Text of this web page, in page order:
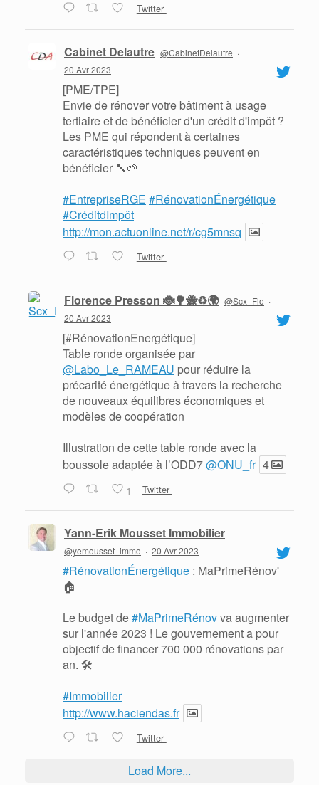
Twitter
Cabinet Delautre @CabinetDelautre ·
20 Avr 2023
[PME/TPE]
Envie de rénover votre bâtiment à usage
tertiaire et de bénéficier d'un crédit d'impôt ?
Les PME qui répondent à certaines
caractéristiques techniques peuvent en
bénéficier 🔨🌱
#EntrepriseRGE #RénovationÉnergétique
#CréditdImpôt
http://mon.actuonline.net/r/cg5mnsq
Twitter
Florence Presson 🐞🌳🐝♻️🌍 @Scx_Flo ·
20 Avr 2023
[#RénovationEnergétique]
Table ronde organisée par
@Labo_Le_RAMEAU pour réduire la
précarité énergétique à travers la recherche
de nouveaux équilibres économiques et
modèles de coopération
Illustration de cette table ronde avec la
boussole adaptée à l’ODD7@ONU_fr 4
1 Twitter
Yann-Erik Mousset Immobilier
@yemousset_immo · 20 Avr 2023
#RénovationÉnergétique : MaPrimeRénov'
🏠
Le budget de#MaPrimeRénovva augmenter
sur l'année 2023 ! Le gouvernement a pour
objectif de financer 700 000 rénovations par
an. 🛠
#Immobilier
http://www.haciendas.fr
Twitter
Load More...